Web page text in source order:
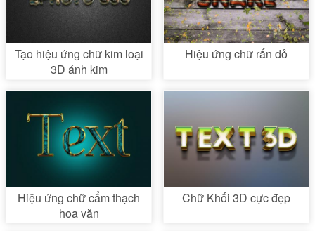
Tạo hiệu ứng chữ kim loại
3D ánh kim
Hiệu ứng chữ rắn đỏ
Hiệu ứng chữ cẩm thạch
hoa văn
Chữ Khối 3D cực đẹp